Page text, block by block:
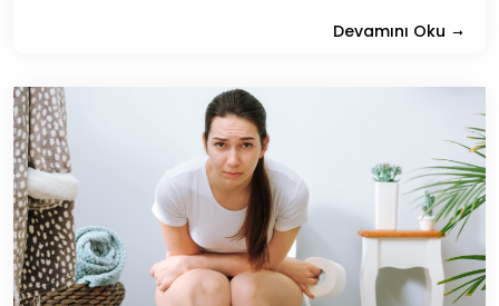
Devamını Oku